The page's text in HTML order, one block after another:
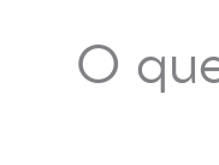
O